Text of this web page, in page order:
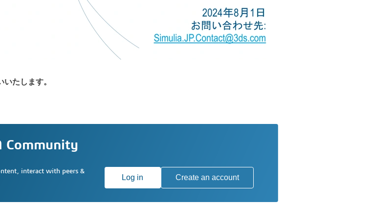
たします。
Community
interact with peers &
Log in Create an account